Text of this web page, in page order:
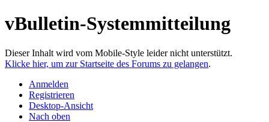
vBulletin-Systemmitteilung
Dieser Inhalt wird vom Mobile-Style leider nicht unterstützt.
Klicke hier, um zur Startseite des Forums zu gelangen.
Anmelden
Registrieren
Desktop-Ansicht
Nach oben